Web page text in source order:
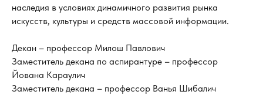
наследия в условиях динамичного развития рынка
искусств, культуры и средств массовой информации.
Декан – профессор Милош Павлович
Заместитель декана по аспирантуре – профессор
Йована Караулич
Заместитель декана – профессор Ванья Шибалич